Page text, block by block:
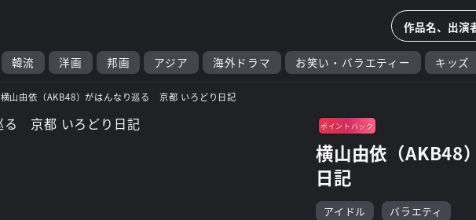
韓流 洋画 邦画 アジア 海外ドラマ お笑い・バラエティー キッズ
横山由依（AKB48）がはんなり巡る 京都 いろどり日記
ポイントバック
横山由依（AKB48
日記
アイドル バラエティ